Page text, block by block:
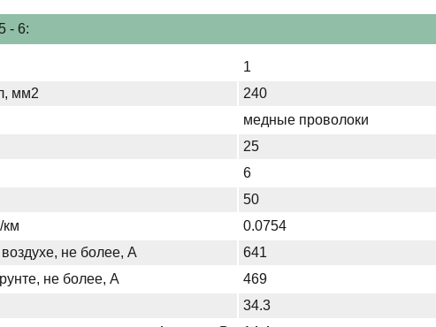
- 6:
1
мм2
240
медные проволоки
25
6
50
0.0754
не более, А
641
не более, А
469
34.3